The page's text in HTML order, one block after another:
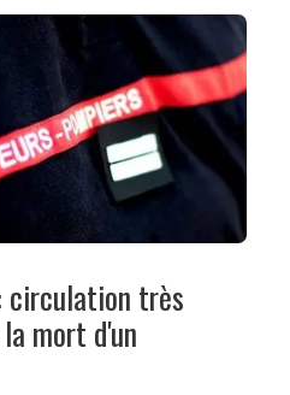
circulation très
mort d'un